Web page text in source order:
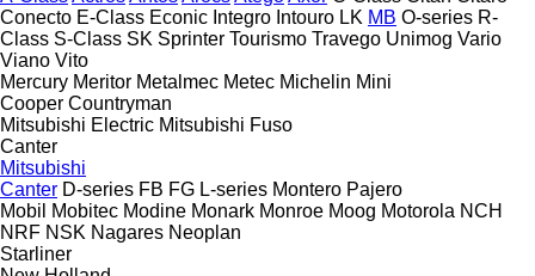
Conecto E-Class Econic Integro Intouro LK MB O-series R-
Class S-Class SK Sprinter Tourismo Travego Unimog Vario
Viano Vito
Mercury Meritor Metalmec Metec Michelin Mini
Cooper Countryman
Mitsubishi Electric Mitsubishi Fuso
Canter
Mitsubishi
Canter D-series FB FG L-series Montero Pajero
Mobil
Mobitec Modine Monark Monroe Moog Motorola NCH
NRF NSK Nagares Neoplan
Starliner